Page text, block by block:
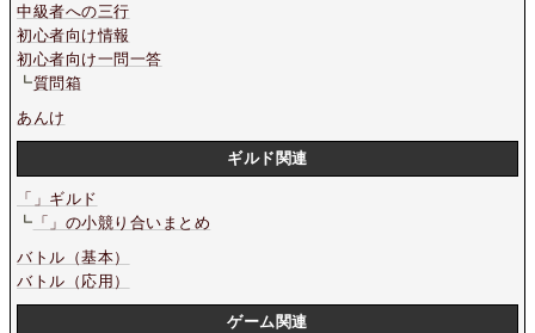
中級者への三行
初心者向け情報
初心者向け一問一答
┗質問箱
あんけ
ギルド関連
「」ギルド
┗ 「」の小競り合いまとめ
バトル（基本）
バトル（応用）
ゲーム関連